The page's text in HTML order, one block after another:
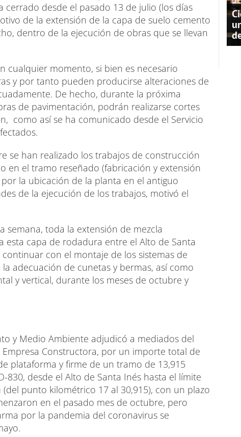
cerrado desde el pasado 13 de julio (los días
de la extensión de la capa de suelo cemento
dentro de la ejecución de obras que se llevan
cualquier momento, si bien es necesario
y por tanto pueden producirse alteraciones de
De hecho, durante la próxima
de pavimentación, podrán realizarse cortes
como así se ha comunicado desde el Servicio
se han realizado los trabajos de construcción
en el tramo reseñado (fabricación y extensión
la ubicación de la planta en el antiguo
de la ejecución de los trabajos, motivó el
semana, toda la extensión de mezcla
capa de rodadura entre el Alto de Santa
con el montaje de los sistemas de
adecuación de cunetas y bermas, así como
y vertical, durante los meses de octubre y
y Medio Ambiente adjudicó a mediados del
Empresa Constructora, por un importe total de
plataforma y firme de un tramo de 13,915
desde el Alto de Santa Inés hasta el límite
punto kilométrico 17 al 30,915), con un plazo
en el pasado mes de octubre, pero
por la pandemia del coronavirus se